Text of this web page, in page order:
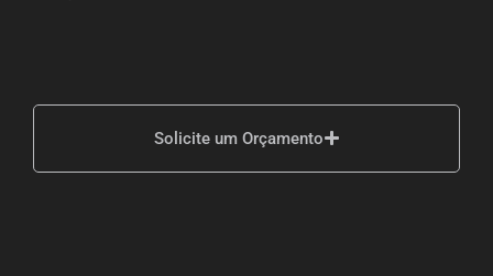
Solicite um Orçamento